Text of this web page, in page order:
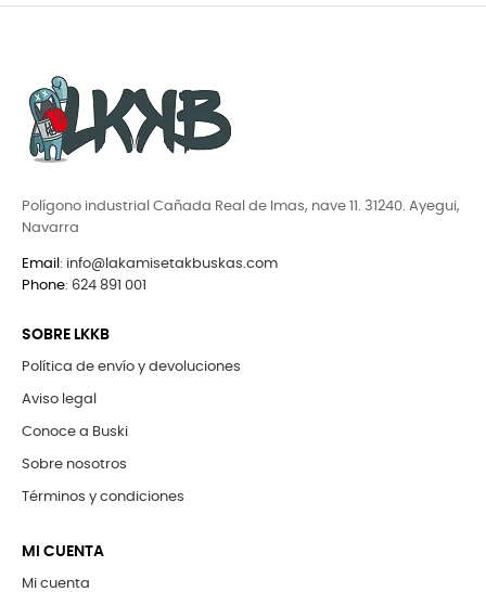
Polígono industrial Cañada Real de Imas, nave 11. 31240. Ayegui,
Navarra
Email : info@lakamisetakbuskas.com
Phone: 624 891 001
SOBRE LKKB
Política de envío y devoluciones
Aviso legal
Conoce a Buski
Sobre nosotros
Términos y condiciones
MI CUENTA
Mi cuenta